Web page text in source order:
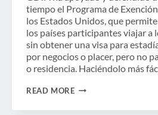
tiempo el Programa de
los Estados Unidos, que
los países participantes viajar a
sin obtener una visa para
por negocios o placer, pero no
o residencia. Haciéndolo más
READ MOREMÁS